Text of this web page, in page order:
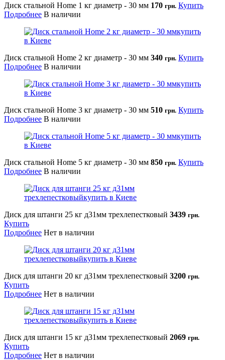
Диск стальной Home 1 кг диаметр - 30 мм 170 грн. Купить
Подробнее В наличии
Диск стальной Home 2 кг диаметр - 30 мм 340 грн. Купить
Подробнее В наличии
Диск стальной Home 3 кг диаметр - 30 мм 510 грн. Купить
Подробнее В наличии
Диск стальной Home 5 кг диаметр - 30 мм 850 грн. Купить
Подробнее В наличии
Диск для штанги 25 кг д31мм трехлепестковый 3439 грн.
Купить
Подробнее Нет в наличии
Диск для штанги 20 кг д31мм трехлепестковый 3200 грн.
Купить
Подробнее Нет в наличии
Диск для штанги 15 кг д31мм трехлепестковый 2069 грн.
Купить
Подробнее Нет в наличии